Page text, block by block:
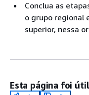
Conclua as
o grupo regional
superior, nessa
Esta página foi